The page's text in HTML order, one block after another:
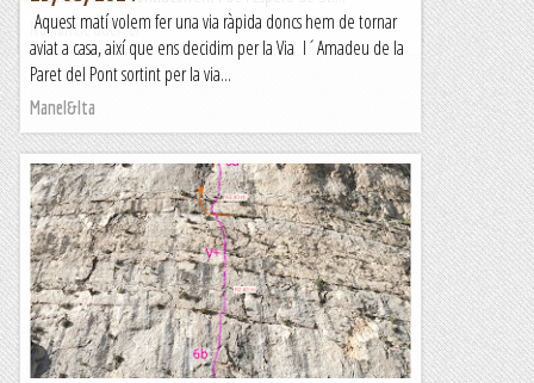
Romàntic Guerrer
Aquest matí volem fer una via ràpida doncs hem de tornar
aviat a casa, així que ens decidim per la Via l´Amadeu de la
Paret del Pont sortint per la via...
Manel&Ita